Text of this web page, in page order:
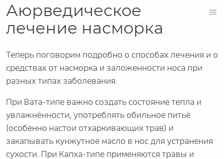
Аюрведическое
лечение насморка
Теперь поговорим подробно о способах лечения и о
средствах от насморка и заложенности носа при
разных типах заболевания.
При Вата-типе важно создать состояние тепла и
увлажнённости, употреблять обильное питьё
(особенно настои отхаркивающих трав) и
закапывать кунжутное масло в нос для устранения
сухости. При Капха-типе применяются травы и